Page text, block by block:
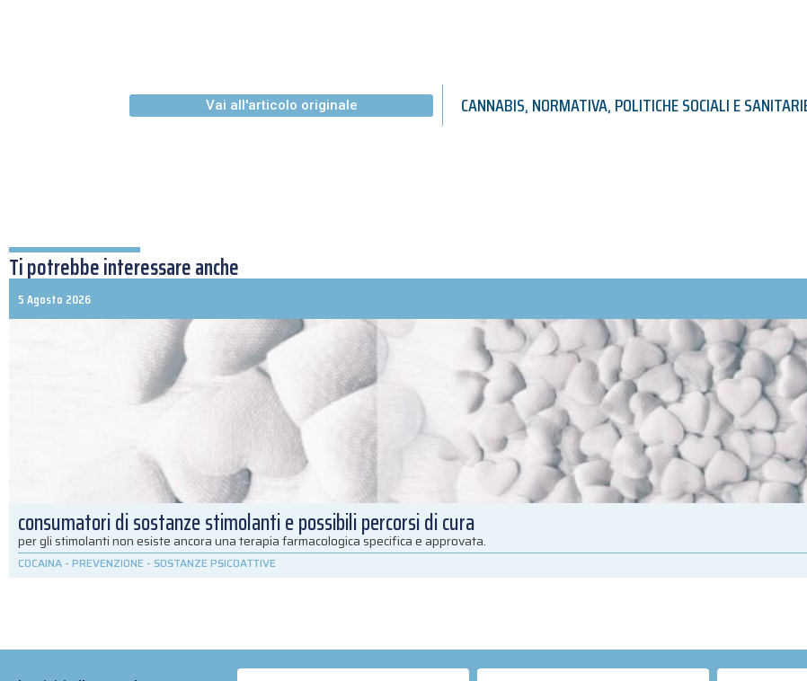
Vai all'articolo originale CANNABIS,NORMATIVA,POLITICHE SOCIALI E
Ti potrebbe interessare anche
5 Agosto 2026
consumatori di sostanze stimolanti e possibili percorsi di cura
per gli stimolanti non esiste ancora una terapia farmacologica specifica e approvata.
COCAINA - PREVENZIONE - SOSTANZE PSICOATTIVE